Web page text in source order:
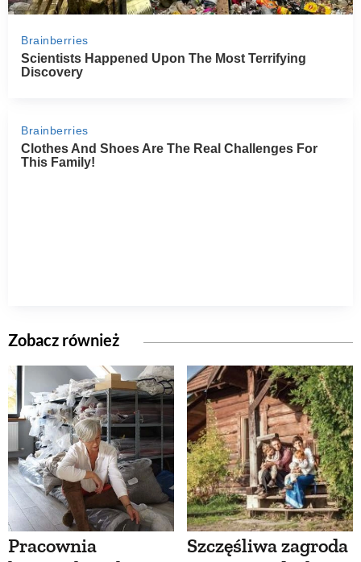
Zobacz również
Pracownia
Szczęśliwa zagroda